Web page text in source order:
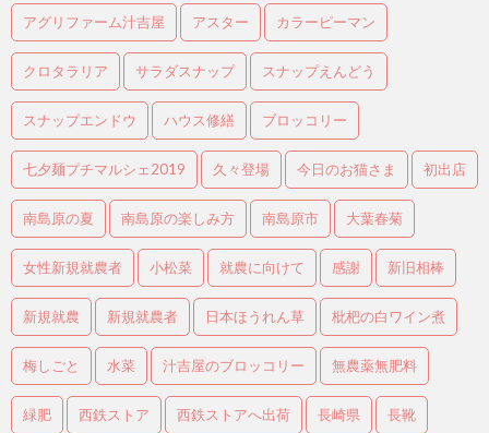
アグリファーム汁吉屋 アスター カラーピーマン
クロタラリア サラダスナップ スナップえんどう
スナップエンドウ ハウス修繕 ブロッコリー
七夕麺プチマルシェ2019 久々登場 今日のお猫さま 初出店
南島原の夏 南島原の楽しみ方 南島原市 大葉春菊
女性新規就農者 小松菜 就農に向けて 感謝 新旧相棒
新規就農 新規就農者 日本ほうれん草 枇杷の白ワイン煮
梅しごと 水菜 汁吉屋のブロッコリー 無農薬無肥料
緑肥 西鉄ストア 西鉄ストアへ出荷 長崎県 長靴